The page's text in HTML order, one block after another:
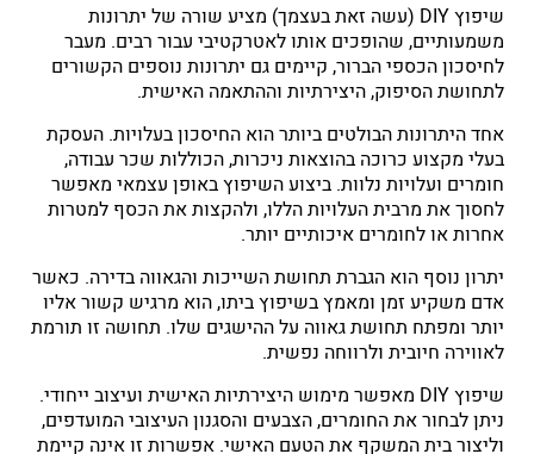
שיפוץ DIY (עשה זאת בעצמך) מציע שורה של יתרונות
משמעותיים, שהופכים אותו לאטרקטיבי עבור רבים. מעבר
לחיסכון הכספי הברור, קיימים גם יתרונות נוספים הקשורים
לתחושת הסיפוק, היצירתיות וההתאמה האישית.
אחד היתרונות הבולטים ביותר הוא החיסכון בעלויות. העסקת
בעלי מקצוע כרוכה בהוצאות ניכרות, הכוללות שכר עבודה,
חומרים ועלויות נלוות. ביצוע השיפוץ באופן עצמאי מאפשר
לחסוך את מרבית העלויות הללו, ולהקצות את הכסף למטרות
אחרות או לחומרים איכותיים יותר.
יתרון נוסף הוא הגברת תחושת השייכות והגאווה בדירה. כאשר
אדם משקיע זמן ומאמץ בשיפוץ ביתו, הוא מרגיש קשור אליו
יותר ומפתח תחושת גאווה על ההישגים שלו. תחושה זו תורמת
לאווירה חיובית ולרווחה נפשית.
שיפוץ DIY מאפשר מימוש היצירתיות האישית ועיצוב ייחודי.
ניתן לבחור את החומרים, הצבעים והסגנון העיצובי המועדפים,
וליצור בית המשקף את הטעם האישי. אפשרות זו אינה קיימת